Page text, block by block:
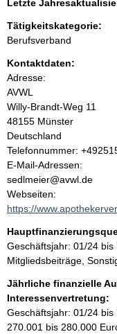
i
n
h
a
l
t
Letzte
Tätigkeitskategorie:
Berufsverband
Kontaktdaten:
Adresse:
AVWL
Willy-Brandt-Weg 11
48155 Münster
Deutschland
K
o
n
t
a
t
i
n
f
o
r
m
Telefonnummer:
E-Mail-Adressen:
sedlmeier@avwl.de
Webseiten:
https://
Geschäftsjahr: 01/24 bis
Mitgliedsbeiträge,
Jährliche finanzielle
Interessenvertretung:
Geschäftsjahr: 01/24 bis
270.001 bis 280.000